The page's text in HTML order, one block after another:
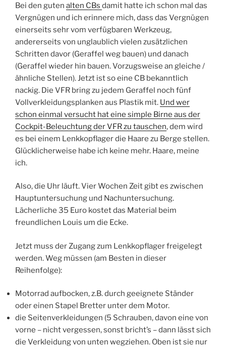
Bei den guten alten CBs damit hatte ich schon mal das
Vergnügen und ich erinnere mich, dass das Vergnügen
einerseits sehr vom verfügbaren Werkzeug,
andererseits von unglaublich vielen zusätzlichen
Schritten davor (Geraffel weg bauen) und danach
(Geraffel wieder hin bauen. Vorzugsweise an gleiche /
ähnliche Stellen). Jetzt ist so eine CB bekanntlich
nackig. Die VFR bring zu jedem Geraffel noch fünf
Vollverkleidungsplanken aus Plastik mit. Und wer
schon einmal versucht hat eine simple Birne aus der
Cockpit-Beleuchtung der VFR zu tauschen, dem wird
es bei einem Lenkkopflager die Haare zu Berge stellen.
Glücklicherweise habe ich keine mehr. Haare, meine
ich.
Also, die Uhr läuft. Vier Wochen Zeit gibt es zwischen
Hauptuntersuchung und Nachuntersuchung.
Lächerliche 35 Euro kostet das Material beim
freundlichen Louis um die Ecke.
Jetzt muss der Zugang zum Lenkkopflager freigelegt
werden. Weg müssen (am Besten in dieser
Reihenfolge):
Motorrad aufbocken, z.B. durch geeignete Ständer
oder einen Stapel Bretter unter dem Motor.
die Seitenverkleidungen (5 Schrauben, davon eine von
vorne – nicht vergessen, sonst bricht’s – dann lässt sich
die Verkleidung von unten wegziehen. Oben ist sie nur